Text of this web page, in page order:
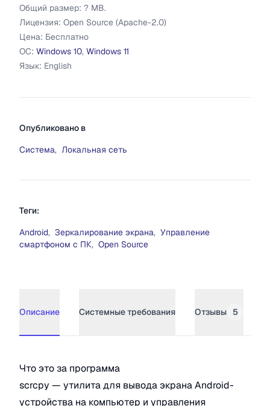
Общий размер: ? MB.
Лицензия: Open Source (Apache-2.0)
Цена: Бесплатно
ОС: Windows 10, Windows 11
Язык: English
Опубликовано в
Система, Локальная сеть
Теги:
Android, Зеркалирование экрана, Управление
смартфоном с ПК, Open Source
Описание Системные требования Отзывы 5
Описание scrcpy
Что это за программа
scrcpy — утилита для вывода экрана Android-
устройства на компьютер и управления